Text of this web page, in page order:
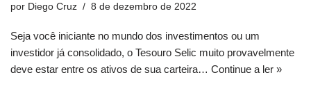
por Diego Cruz 8 de dezembro de 2022
Seja você iniciante no mundo dos investimentos ou um
investidor já consolidado, o Tesouro Selic muito provavelmente
deve estar entre os ativos de sua carteira… Continue a ler »